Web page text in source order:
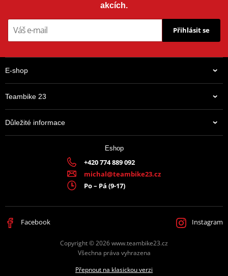
akcích.
Přihlásit se
E-shop
Teambike 23
Důležité informace
Eshop
+420 774 889 092
michal@teambike23.cz
Po – Pá (9-17)
Facebook Instagram
Copyright © 2026 www.teambike23.cz
Všechna práva vyhrazena
Přepnout na klasickou verzi